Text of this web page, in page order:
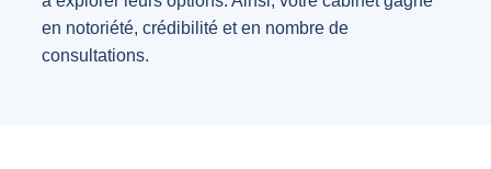
en notoriété, crédibilité et en nombre de
consultations.